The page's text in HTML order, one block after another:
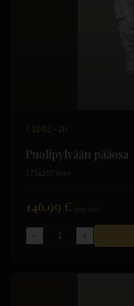
C1002-2H
Puolipylvään pääosa
146.99 €